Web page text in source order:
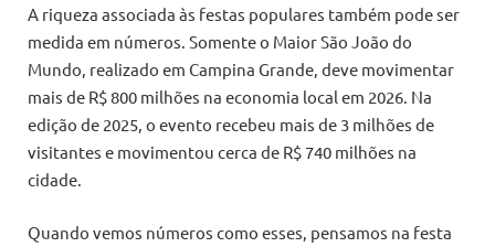
A riqueza associada às festas populares também pode ser
medida em números. Somente o Maior São João do
Mundo, realizado em Campina Grande, deve movimentar
mais de R$ 800 milhões na economia local em 2026. Na
edição de 2025, o evento recebeu mais de 3 milhões de
visitantes e movimentou cerca de R$ 740 milhões na
cidade.
Quando vemos números como esses, pensamos na festa